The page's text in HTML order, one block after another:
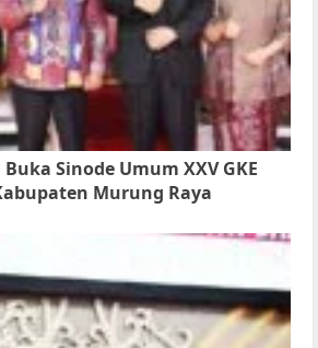
Sinode Umum XXV GKE
Murung Raya